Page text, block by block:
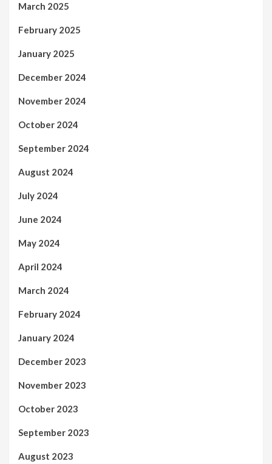
March 2025
February 2025
January 2025
December 2024
November 2024
October 2024
September 2024
August 2024
July 2024
June 2024
May 2024
April 2024
March 2024
February 2024
January 2024
December 2023
November 2023
October 2023
September 2023
August 2023